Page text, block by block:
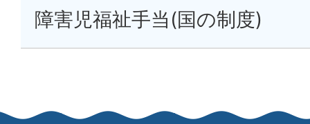
障害児福祉手当(国の制度)